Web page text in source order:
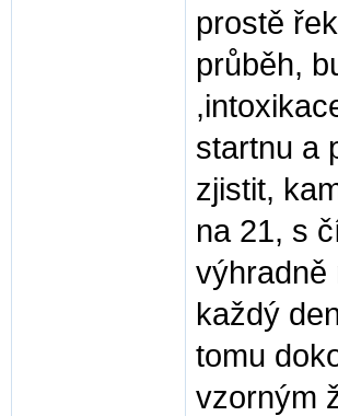
prostě
průběh,
startnu a
zjistit,
na 21, s
výhradně
každý
tomu
vzorným